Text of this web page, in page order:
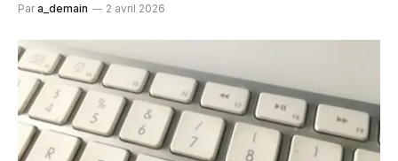
Par a_demain 2 avril 2026